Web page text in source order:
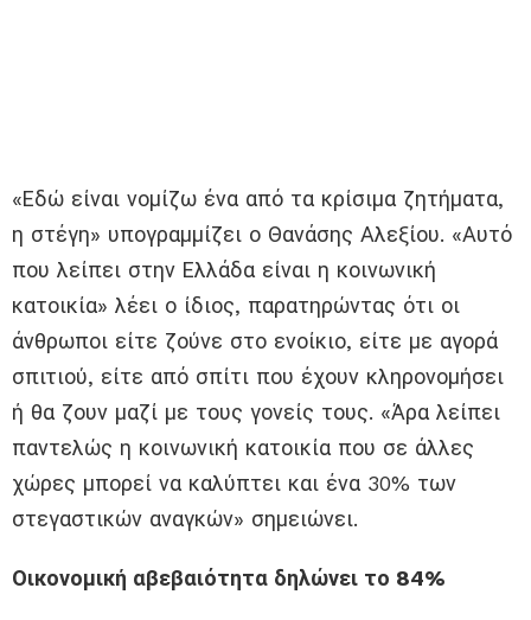
«Εδώ είναι νομίζω ένα από τα κρίσιμα ζητήματα,
η στέγη» υπογραμμίζει ο Θανάσης Αλεξίου. «Αυτό
που λείπει στην Ελλάδα είναι η κοινωνική
κατοικία» λέει ο ίδιος, παρατηρώντας ότι οι
άνθρωποι είτε ζούνε στο ενοίκιο, είτε με αγορά
σπιτιού, είτε από σπίτι που έχουν κληρονομήσει
ή θα ζουν μαζί με τους γονείς τους. «Άρα λείπει
παντελώς η κοινωνική κατοικία που σε άλλες
χώρες μπορεί να καλύπτει και ένα 30% των
στεγαστικών αναγκών» σημειώνει.
Οικονομική αβεβαιότητα δηλώνει το 84%